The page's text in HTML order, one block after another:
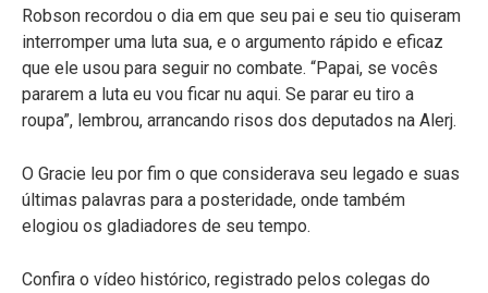
Robson recordou o dia em que seu pai e seu tio quiseram
interromper uma luta sua, e o argumento rápido e eficaz
que ele usou para seguir no combate. “Papai, se vocês
pararem a luta eu vou ficar nu aqui. Se parar eu tiro a
roupa”, lembrou, arrancando risos dos deputados na Alerj.
O Gracie leu por fim o que considerava seu legado e suas
últimas palavras para a posteridade, onde também
elogiou os gladiadores de seu tempo.
Confira o vídeo histórico, registrado pelos colegas do